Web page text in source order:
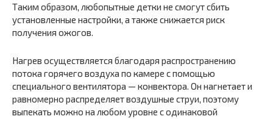
Таким образом, любопытные детки не смогут сбить
установленные настройки, а также снижается риск
получения ожогов.
Нагрев осуществляется благодаря распространению
потока горячего воздуха по камере с помощью
специального вентилятора — конвектора. Он нагнетает и
равномерно распределяет воздушные струи, поэтому
выпекать можно на любом уровне с одинаковой